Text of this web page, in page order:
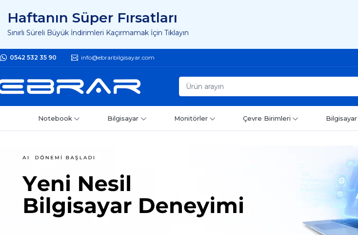
Haftanın Süper Fırsatları
Sınırlı Süreli Büyük İndirimleri Kaçırmamak İçin Tıklayın
0542 532 35 90 info@ebrarbilgisayar.com
Notebook Bilgisayar Monitörler Çevre Birimleri